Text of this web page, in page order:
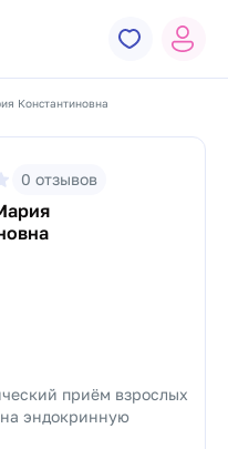
Константиновна
0 отзывов
приём взрослых
эндокринную